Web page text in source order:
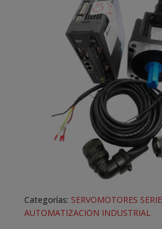
Categorías: SERVOMOTORES
AUTOMATIZACION INDUSTRIAL